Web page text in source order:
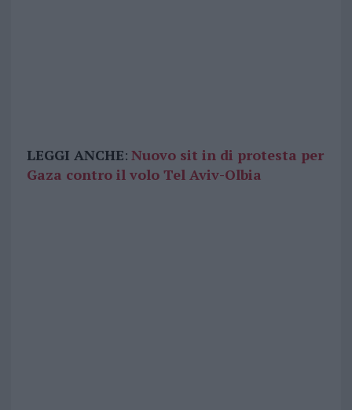
LEGGI ANCHE: Nuovo sit in di protesta per
Gaza contro il volo Tel Aviv-Olbia